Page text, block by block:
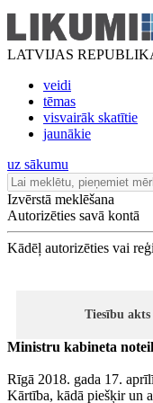
LATVIJAS
veidi
tēmas
visvairāk skatītie
jaunākie
uz sākumu
Izvērstā meklēšana
Autorizēties savā kontā
Kādēļ autorizēties vai
Tiesību
Ministru kabineta
Rīgā 2018. gada 17.
Kārtība, kādā piešķir un